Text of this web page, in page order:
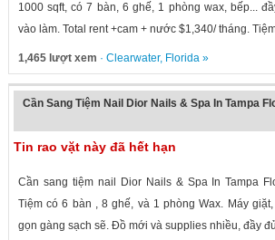
1000 sqft, có 7 bàn, 6 ghế, 1 phòng wax, bếp...
vào làm. Total rent +cam + nước $1,340/ tháng.
1,465 lượt xem · Clearwater, Florida»
Cần Sang Tiệm Nail Dior Nails & Spa In Tampa
Tin rao vặt này đã hết hạn
Cần sang tiệm nail Dior Nails & Spa In Tampa
Tiệm có 6 bàn , 8 ghế, và 1 phòng Wax. Máy
gọn gàng sạch sẽ. Đồ mới và supplies nhiều, đầy